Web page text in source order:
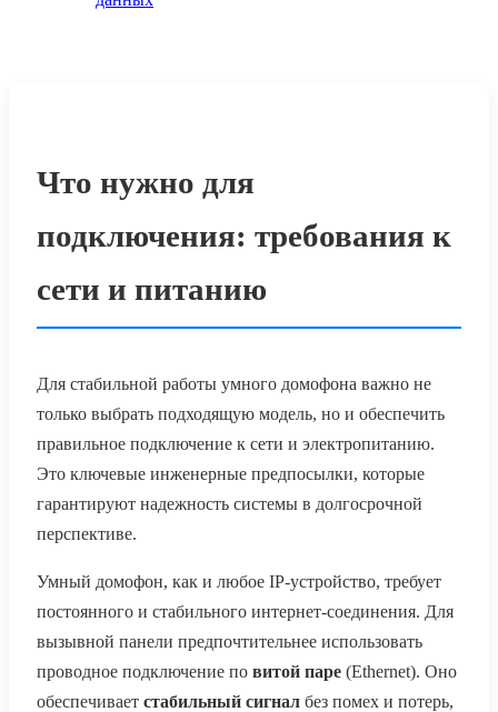
Что нужно для
подключения: требования к
сети и питанию
Для стабильной работы умного домофона важно не
только выбрать подходящую модель, но и обеспечить
правильное подключение к сети и электропитанию.
Это ключевые инженерные предпосылки, которые
гарантируют надежность системы в долгосрочной
перспективе.
Умный домофон, как и любое IP-устройство, требует
постоянного и стабильного интернет-соединения. Для
вызывной панели предпочтительнее использовать
проводное подключение по витой паре (Ethernet). Оно
обеспечивает стабильный сигнал без помех и потерь,